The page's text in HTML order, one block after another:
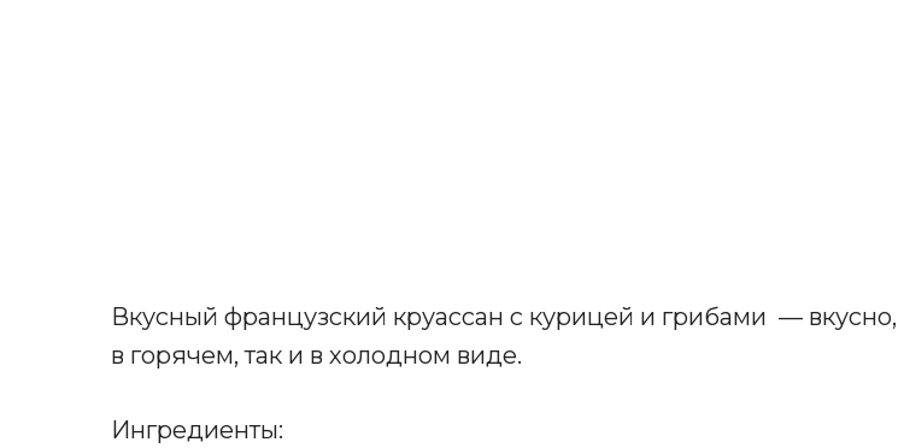
Вкусный французский круассан с курицей и грибами — вкусно,
в горячем, так и в холодном виде.
Ингредиенты: